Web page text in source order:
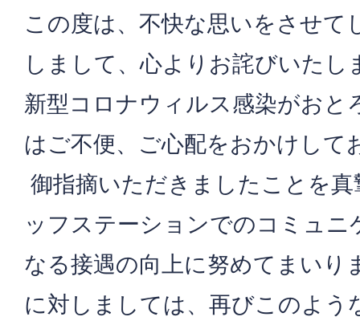
この度は、不快な思いをさせて
しまして、心よりお詫びいたし
新型コロナウィルス感染がおと
はご不便、ご心配をおかけして
御指摘いただきましたことを
ッフステーションでのコミュニ
なる接遇の向上に努めてまいり
に対しましては、再びこのよう